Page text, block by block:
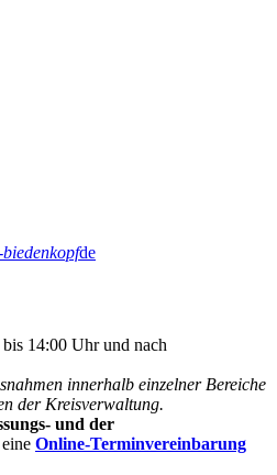
de
14:00 Uhr und nach
innerhalb einzelner Bereiche
der Kreisverwaltung.
und der
Online-Terminvereinbarung